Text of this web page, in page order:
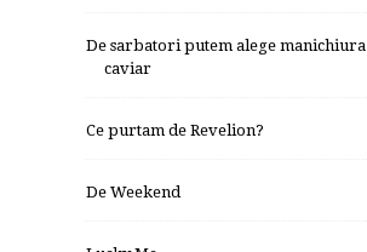
De sarbatori putem alege manichiura
caviar
Ce purtam de Revelion?
De Weekend